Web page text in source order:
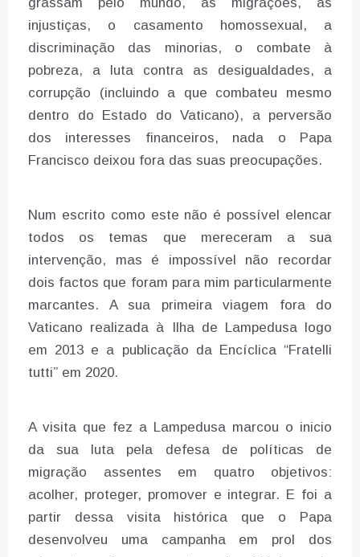
injustiças, o casamento homossexual, a
discriminação das minorias, o combate à
pobreza, a luta contra as desigualdades, a
corrupção (incluindo a que combateu mesmo
dentro do Estado do Vaticano), a perversão
dos interesses financeiros, nada o Papa
Francisco deixou fora das suas preocupações.
Num escrito como este não é possível elencar
todos os temas que mereceram a sua
intervenção, mas é impossível não recordar
dois factos que foram para mim particularmente
marcantes. A sua primeira viagem fora do
Vaticano realizada à Ilha de Lampedusa logo
em 2013 e a publicação da Encíclica “Fratelli
tutti” em 2020.
A visita que fez a Lampedusa marcou o inicio
da sua luta pela defesa de políticas de
migração assentes em quatro objetivos:
acolher, proteger, promover e integrar. E foi a
partir dessa visita histórica que o Papa
desenvolveu uma campanha em prol dos